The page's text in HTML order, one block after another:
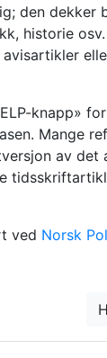
den dekker
historie
knapp»
Mange
av det
ved Norsk